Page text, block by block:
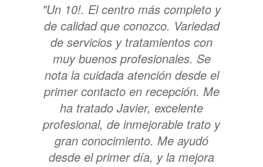
"Un 10!. El centro más completo y
de calidad que conozco. Variedad
de servicios y tratamientos con
muy buenos profesionales. Se
nota la cuidada atención desde el
primer contacto en recepción. Me
ha tratado Javier, excelente
profesional, de inmejorable trato y
gran conocimiento. Me ayudó
desde el primer día, y la mejora